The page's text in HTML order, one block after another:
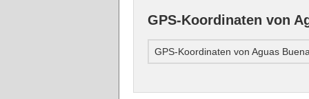
GPS-Koordinaten von
GPS-Koordinaten von Aguas